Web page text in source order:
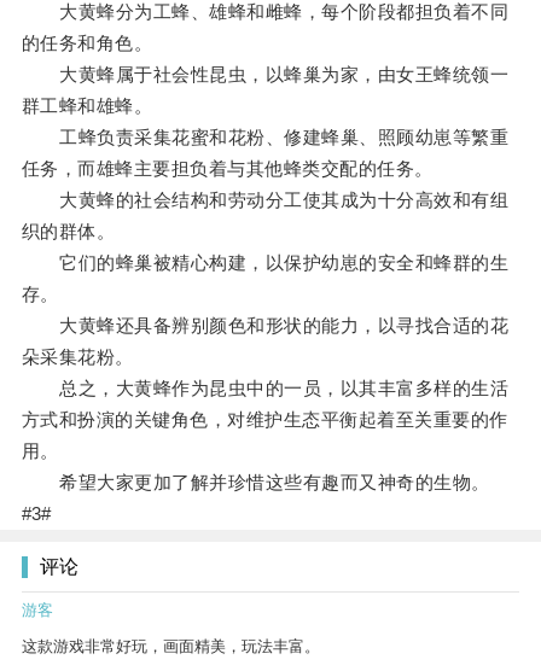
大黄蜂分为工蜂、雄蜂和雌蜂，每个阶段都担负着不同
的任务和角色。
大黄蜂属于社会性昆虫，以蜂巢为家，由女王蜂统领一
群工蜂和雄蜂。
工蜂负责采集花蜜和花粉、修建蜂巢、照顾幼崽等繁重
任务，而雄蜂主要担负着与其他蜂类交配的任务。
大黄蜂的社会结构和劳动分工使其成为十分高效和有组
织的群体。
它们的蜂巢被精心构建，以保护幼崽的安全和蜂群的生
存。
大黄蜂还具备辨别颜色和形状的能力，以寻找合适的花
朵采集花粉。
总之，大黄蜂作为昆虫中的一员，以其丰富多样的生活
方式和扮演的关键角色，对维护生态平衡起着至关重要的作
用。
希望大家更加了解并珍惜这些有趣而又神奇的生物。
#3#
评论
游客
这款游戏非常好玩，画面精美，玩法丰富。